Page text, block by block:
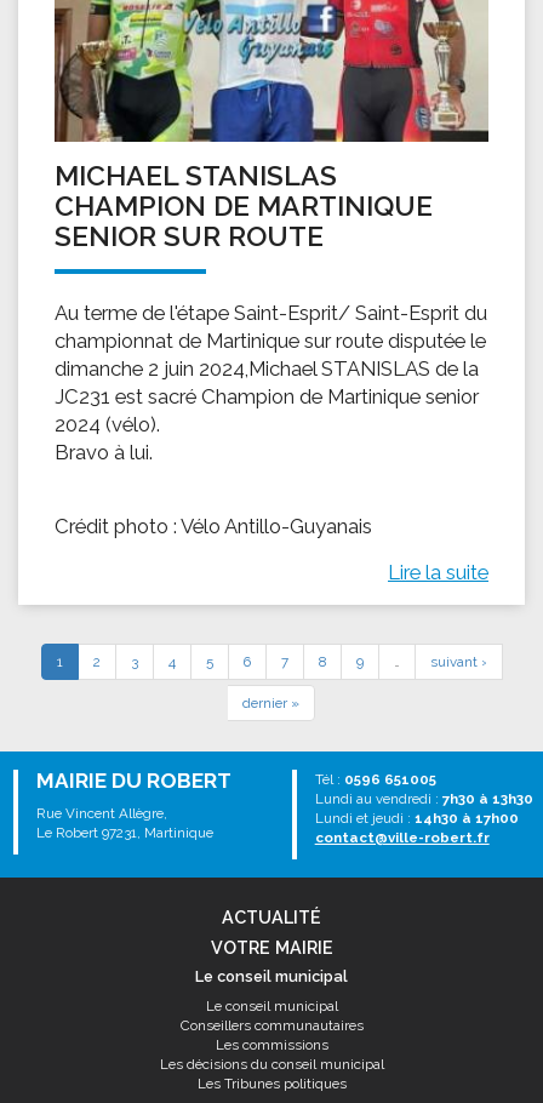
MICHAEL STANISLAS
CHAMPION DE MARTINIQUE
SENIOR SUR ROUTE
Au terme de l'étape Saint-Esprit/ Saint-Esprit du
championnat de Martinique sur route disputée le
dimanche 2 juin 2024,Michael STANISLAS de la
JC231 est sacré Champion de Martinique senior
2024 (vélo).
Bravo à lui.
Crédit photo : Vélo Antillo-Guyanais
Lire la suite
1 2 3 4 5 6 7 8 9 … suivant ›
dernier »
MAIRIE DU ROBERT
Rue Vincent Allègre,
Le Robert 97231, Martinique
Tél : 0596 651005
Lundi au vendredi : 7h30 à 13h30
Lundi et jeudi : 14h30 à 17h00
contact@ville-robert.fr
ACTUALITÉ
VOTRE MAIRIE
Le conseil municipal
Le conseil municipal
Conseillers communautaires
Les commissions
Les décisions du conseil municipal
Les Tribunes politiques